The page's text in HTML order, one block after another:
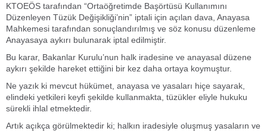
KTOEÖS tarafından “Ortaöğretimde Başörtüsü Kullanımını
Düzenleyen Tüzük Değişikliği’nin” iptali için açılan dava, Anayasa
Mahkemesi tarafından sonuçlandırılmış ve söz konusu düzenleme
Anayasaya aykırı bulunarak iptal edilmiştir.
Bu karar, Bakanlar Kurulu’nun halk iradesine ve anayasal düzene
aykırı şekilde hareket ettiğini bir kez daha ortaya koymuştur.
Ne yazık ki mevcut hükümet, anayasa ve yasaları hiçe sayarak,
elindeki yetkileri keyfi şekilde kullanmakta, tüzükler eliyle hukuku
sürekli ihlal etmektedir.
Artık açıkça görülmektedir ki; halkın iradesiyle oluşmuş yasaların ve